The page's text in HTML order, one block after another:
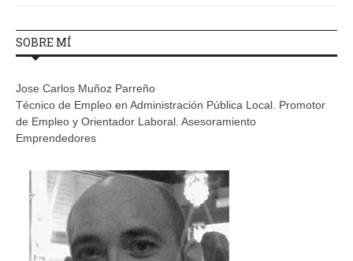
SOBRE MÍ
Jose Carlos Muñoz Parreño
Técnico de Empleo en Administración Pública Local. Promotor
de Empleo y Orientador Laboral. Asesoramiento
Emprendedores